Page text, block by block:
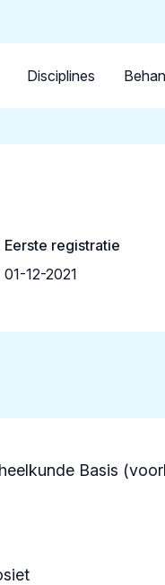
Disciplines
Eerste registratie
01-12-2021
Basis